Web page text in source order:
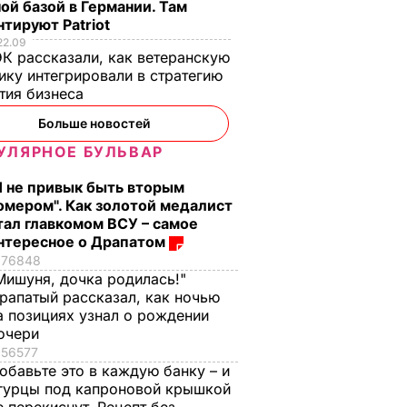
базой в Германии. Там
Patriot
рассказали, как ветеранскую
интегрировали в стратегию
бизнеса
Больше новостей
БУЛЬВАР
не привык быть вторым
Как золотой медалист
главкомом ВСУ – самое
о Драпатом
76848
дочка родилась!"
рассказал, как ночью
позициях узнал о рождении
56577
это в каждую банку – и
под капроновой крышкой